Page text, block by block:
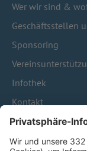
Wer wir sind &
Geschäftsstellen
Sponsoring
Infothek
Kontakt
HÄUFIG